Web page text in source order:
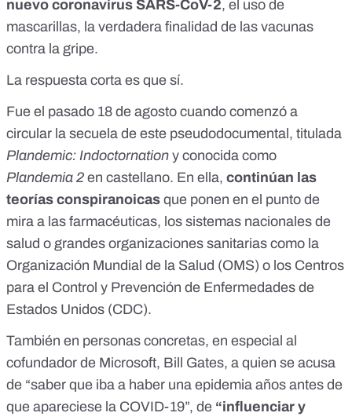
nuevo coronavirus SARS-CoV-2, el uso de
mascarillas, la verdadera finalidad de las vacunas
contra la gripe.
La respuesta corta es que sí.
Fue el pasado 18 de agosto cuando comenzó a
circular la secuela de este pseudodocumental, titulada
Plandemic: Indoctornation y conocida como
Plandemia 2 en castellano. En ella, continúan las
teorías conspiranoicas que ponen en el punto de
mira a las farmacéuticas, los sistemas nacionales de
salud o grandes organizaciones sanitarias como la
Organización Mundial de la Salud (OMS) o los Centros
para el Control y Prevención de Enfermedades de
Estados Unidos (CDC).
También en personas concretas, en especial al
cofundador de Microsoft, Bill Gates, a quien se acusa
de “saber que iba a haber una epidemia años antes de
que apareciese la COVID-19”, de “influenciar y